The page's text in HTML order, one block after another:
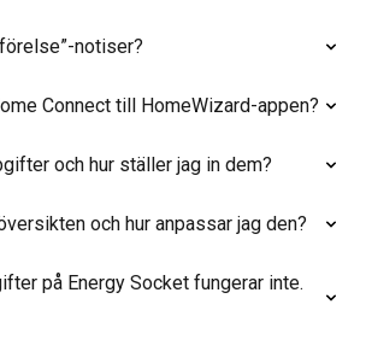
notiser?
Connect till HomeWizard-appen?
och hur ställer jag in dem?
och hur anpassar jag den?
på Energy Socket fungerar inte.